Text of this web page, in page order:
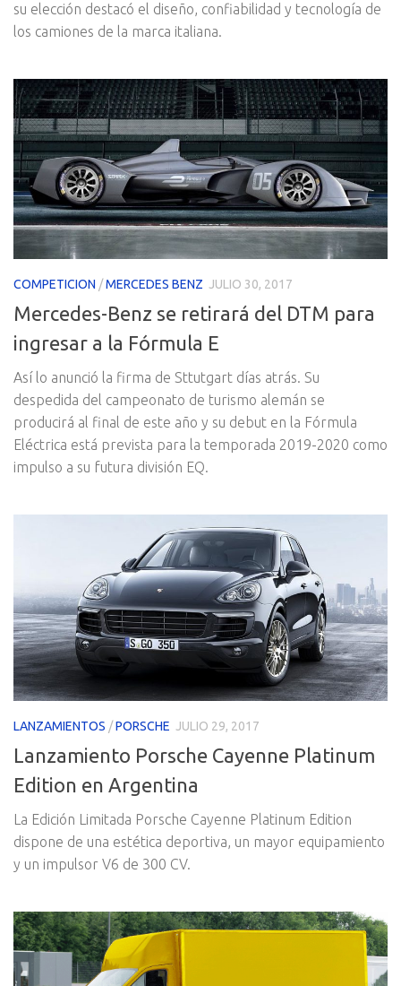
su elección destacó el diseño, confiabilidad y tecnología de
los camiones de la marca italiana.
COMPETICION /MERCEDES BENZ JULIO 30, 2017
Mercedes-Benz se retirará del DTM para
ingresar a la Fórmula E
Así lo anunció la firma de Sttutgart días atrás. Su
despedida del campeonato de turismo alemán se
producirá al final de este año y su debut en la Fórmula
Eléctrica está prevista para la temporada 2019-2020 como
impulso a su futura división EQ.
LANZAMIENTOS /PORSCHE JULIO 29, 2017
Lanzamiento Porsche Cayenne Platinum
Edition en Argentina
La Edición Limitada Porsche Cayenne Platinum Edition
dispone de una estética deportiva, un mayor equipamiento
y un impulsor V6 de 300 CV.